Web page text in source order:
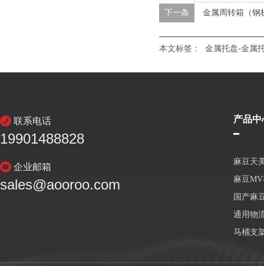
下一条 金属周转箱（钢
本文标签： 金属托盘-金属
联系电话
19901488828
企业邮箱
sales@aooroo.com
产品中
麻豆天
麻豆
国产麻
通用物
马桶支